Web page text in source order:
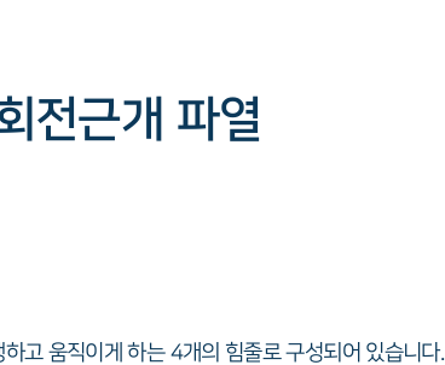
전근개 파열
고 움직이게 하는 4개의 힘줄로 구성되어 있습니다.